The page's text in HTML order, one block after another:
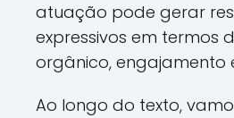
atuação pode gerar
expressivos em termos
orgânico, engajamento
Ao longo do texto,